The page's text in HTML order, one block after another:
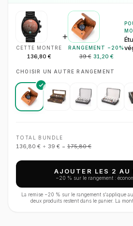
CETTE MONTRE
136,80 €
+
RANGEMENT − 20 %
39 € 31,20 €
CHOISIR UN AUTRE RANGEMENT
TOTAL BUNDLE
136,80 € + 39 € = 175,80 €
AJOUTER LES 2 AU
−20 % sur le rangement :
La remise −20 % sur le rangement s'applique
deux produits restent dans le panier. La